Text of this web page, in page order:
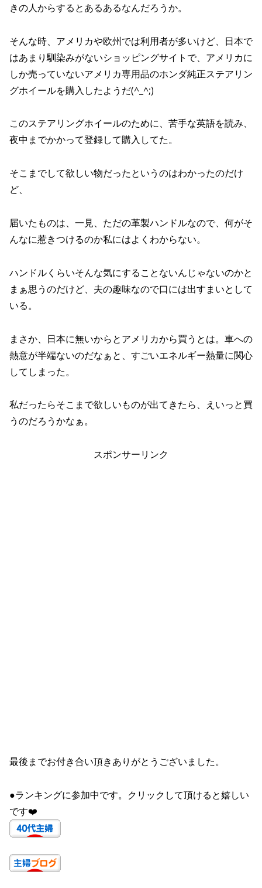
きの人からするとあるあるなんだろうか。
そんな時、アメリカや欧州では利用者が多いけど、日本で
はあまり馴染みがないショッピングサイトで、アメリカに
しか売っていないアメリカ専用品のホンダ純正ステアリン
グホイールを購入したようだ(^_^;)
このステアリングホイールのために、苦手な英語を読み、
夜中までかかって登録して購入してた。
そこまでして欲しい物だったというのはわかったのだけ
ど、
届いたものは、一見、ただの革製ハンドルなので、何がそ
んなに惹きつけるのか私にはよくわからない。
ハンドルくらいそんな気にすることないんじゃないのかと
まぁ思うのだけど、夫の趣味なので口には出すまいとして
いる。
まさか、日本に無いからとアメリカから買うとは。車への
熱意が半端ないのだなぁと、すごいエネルギー熱量に関心
してしまった。
私だったらそこまで欲しいものが出てきたら、えいっと買
うのだろうかなぁ。
スポンサーリンク
最後までお付き合い頂きありがとうございました。
●ランキングに参加中です。クリックして頂けると嬉しい
です❤️